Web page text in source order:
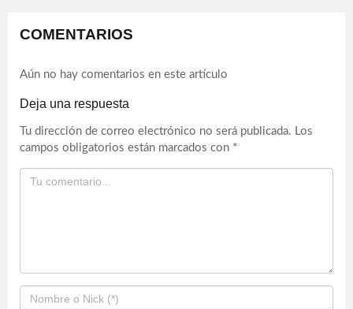
COMENTARIOS
Aún no hay comentarios en este artículo
Deja una respuesta
Tu dirección de correo electrónico no será publicada. Los
campos obligatorios están marcados con *